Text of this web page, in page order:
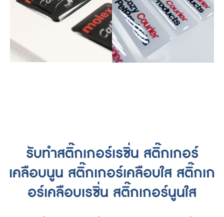
รับทำสติ๊กเกอร์เรซิ่น สติ๊กเกอร์
เคลือบนูน สติ๊กเกอร์เคลือบใส สติ๊กเก
อร์เคลือบเรซิ่น สติ๊กเกอร์นูนใส